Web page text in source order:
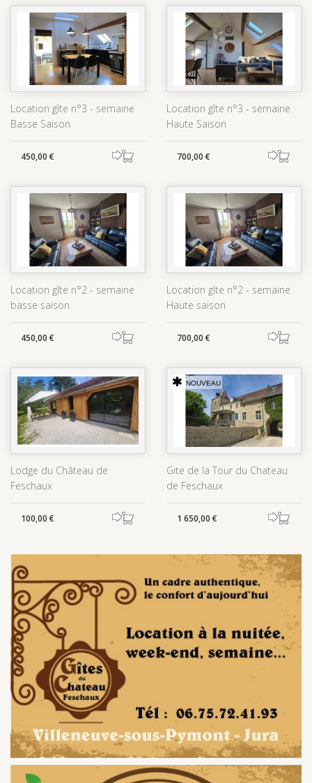
Location gîte n°3 - semaine
Basse Saison
450,00 €
Location gîte n°3 - semaine
Haute Saison
700,00 €
Location gîte n°2 - semaine
basse saison
450,00 €
Location gîte n°2 - semaine
Haute saison
700,00 €
Lodge du Château de
Feschaux
100,00 €
NOUVEAU
Gite de la Tour du Chateau
de Feschaux
1 650,00 €